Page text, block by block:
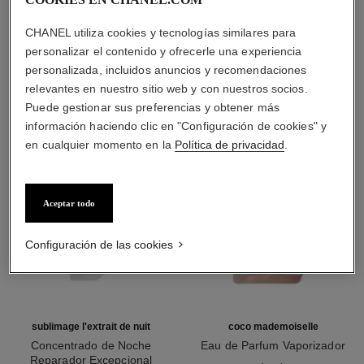
LA COMBINACIÓN PERFECTA
sublimage l'extrait de nuit
Concentrado de Noche
Reparador Excepcional
coco mademoiselle
Eau de Parfum Vaporizador
CHANEL utiliza cookies y tecnologías similares para
personalizar el contenido y ofrecerle una experiencia
personalizada, incluidos anuncios y recomendaciones
relevantes en nuestro sitio web y con nuestros socios.
Puede gestionar sus preferencias y obtener más
información haciendo clic en "Configuración de cookies" y
en cualquier momento en la Política de privacidad
Aceptar todo
Configuración de las cookies